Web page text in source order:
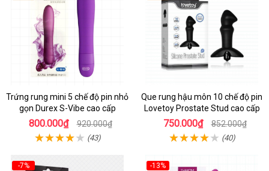
Trứng rung mini 5 chế độ pin nhỏ
gọn Durex S-Vibe cao cấp
800.000₫ 920.000₫
(43)
Que rung hậu môn 10 chế độ pin
Lovetoy Prostate Stud cao cấp
750.000₫ 852.000₫
(40)
-7%
-13%